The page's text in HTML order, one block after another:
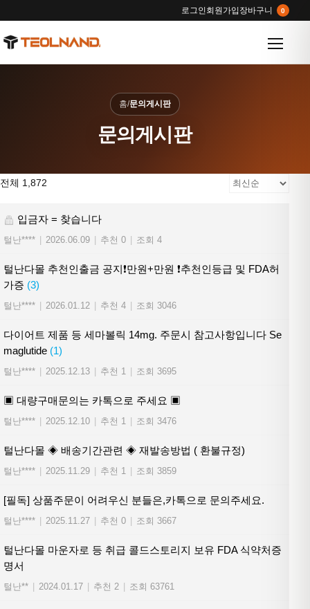
로그인회원가입장바구니 0
홈/문의게시판
문의게시판
전체 1,872
입금자 = 찾습니다
털난**** 2026.06.09 추천 0 조회 4
털난다몰 추천인출금 공지❗만원+만원 ❗추천인등급 및 FDA허
가증 (3)
털난**** 2026.01.12 추천 4 조회 3046
다이어트 제품 등 세마볼릭 14mg. 주문시 참고사항입니다 Se
maglutide (1)
털난**** 2025.12.13 추천 1 조회 3695
▣ 대량구매문의는 카톡으로 주세요 ▣
털난**** 2025.12.10 추천 1 조회 3476
털난다몰 ◈ 배송기간관련 ◈ 재발송방법 ( 환불규정)
털난**** 2025.11.29 추천 1 조회 3859
[필독] 상품주문이 어려우신 분들은,카톡으로 문의주세요.
털난**** 2025.11.27 추천 0 조회 3667
털난다몰 마운자로 등 취급 콜드스토리지 보유 FDA 식약처증
명서
털난** 2024.01.17 추천 2 조회 63761